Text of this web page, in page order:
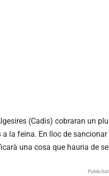
(Cadis) cobraran un
a la feina. En lloc de
una cosa que hauria de
Publicitat